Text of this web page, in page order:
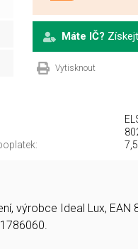
Máte IČ?
Vytisknout
výrobce Ideal Lux,